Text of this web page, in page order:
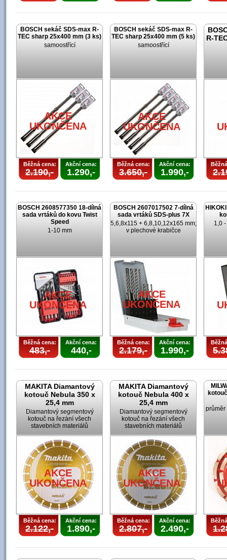
BOSCH sekáč SDS-max R-
TEC sharp 25x400 mm (3 ks)
samoostřící
AKCE
UKONČENA
Běžná cena:
2.190,-
Akční cena:
1.290,-
BOSCH sekáč SDS-max R-
TEC sharp 25x400 mm (5 ks)
samoostřící
AKCE
UKONČENA
Běžná cena:
3.650,-
Akční cena:
1.990,-
R-
BOSCH 2608577350 18-dílná
sada vrtáků do kovu Twist
Speed
1-10 mm
AKCE
UKONČENA
Běžná cena:
483,-
Akční cena:
440,-
BOSCH 2607017502 7-dílná
sada vrtáků SDS-plus 7X
5,6,8x115 + 6,8,10,12x165 mm;
v plechové krabičce
AKCE
UKONČENA
Běžná cena:
2.179,-
Akční cena:
1.990,-
1,0
MAKITA Diamantový
kotouč Nebula 350 x
25,4 mm
Diamantový segmentový
kotouč na řezání všech
stavebních materiálů
AKCE
UKONČENA
Běžná cena:
2.122,-
Akční cena:
1.890,-
MAKITA Diamantový
kotouč Nebula 400 x
25,4 mm
Diamantový segmentový
kotouč na řezání všech
stavebních materiálů
AKCE
UKONČENA
Běžná cena:
2.807,-
Akční cena:
2.490,-
průměr